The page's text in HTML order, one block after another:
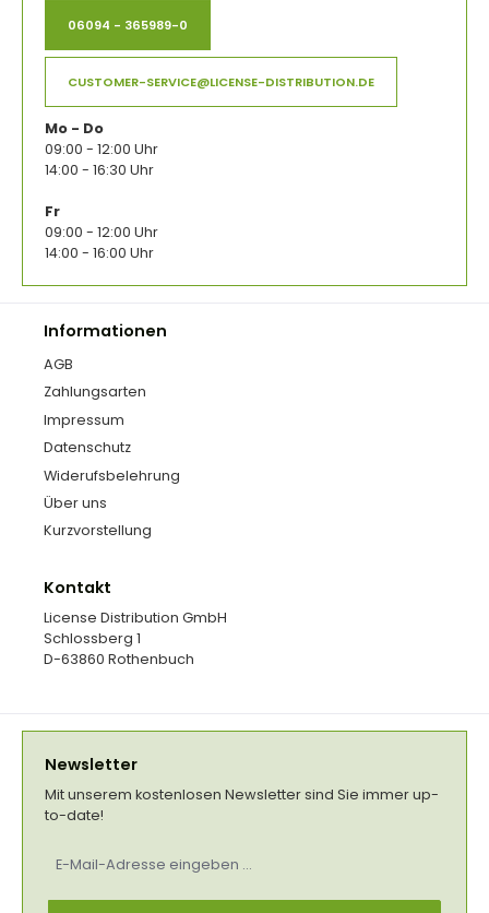
06094 - 365989-0
CUSTOMER-SERVICE@LICENSE-DISTRIBUTION.DE
Mo - Do
09:00 - 12:00 Uhr
14:00 - 16:30 Uhr
Fr
09:00 - 12:00 Uhr
14:00 - 16:00 Uhr
Informationen
AGB
Zahlungsarten
Impressum
Datenschutz
Widerufsbelehrung
Über uns
Kurzvorstellung
Kontakt
License Distribution GmbH
Schlossberg 1
D-63860 Rothenbuch
Newsletter
Mit unserem kostenlosen Newsletter sind Sie immer up-
to-date!
Mail-